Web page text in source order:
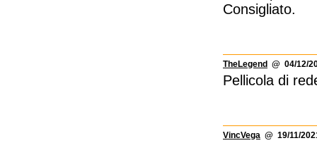
Consigliato.
TheLegend @ 04/12/
Pellicola di
VincVega @ 19/11/